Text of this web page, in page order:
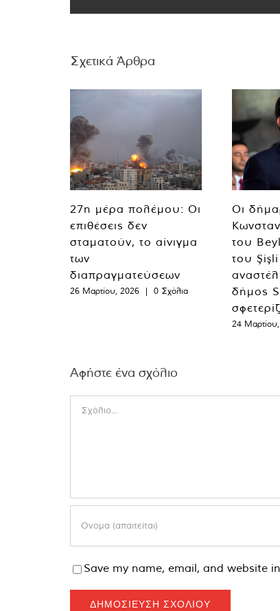
Σχετικά Άρθρα
27η μέρα πολέμου: Οι
επιθέσεις δεν
σταματούν, το αίνιγμα
των
διαπραγματεύσεων
26 Μαρτίου, 2026 | 0 Σχόλια
Οι
του
του Şişli
δήμος
24
Αφήστε ένα σχόλιο
Save my name, email, and website